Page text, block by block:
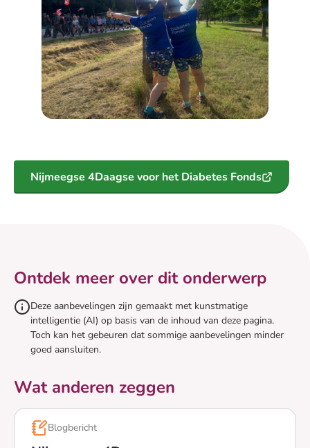
Nijmeegse 4Daagse voor het Diabetes Fonds
Ontdek meer over dit onderwerp
Deze aanbevelingen zijn gemaakt met kunstmatige
intelligentie (AI) op basis van de inhoud van deze pagina.
Toch kan het gebeuren dat sommige aanbevelingen minder
goed aansluiten.
Wat anderen zeggen
Blogbericht